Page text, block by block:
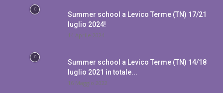
Summer school a Levico Terme (TN) 17/21
luglio 2024!
14 Aprile 2024
Summer school a Levico Terme (TN) 14/18
luglio 2021 in totale...
16 Maggio 2022